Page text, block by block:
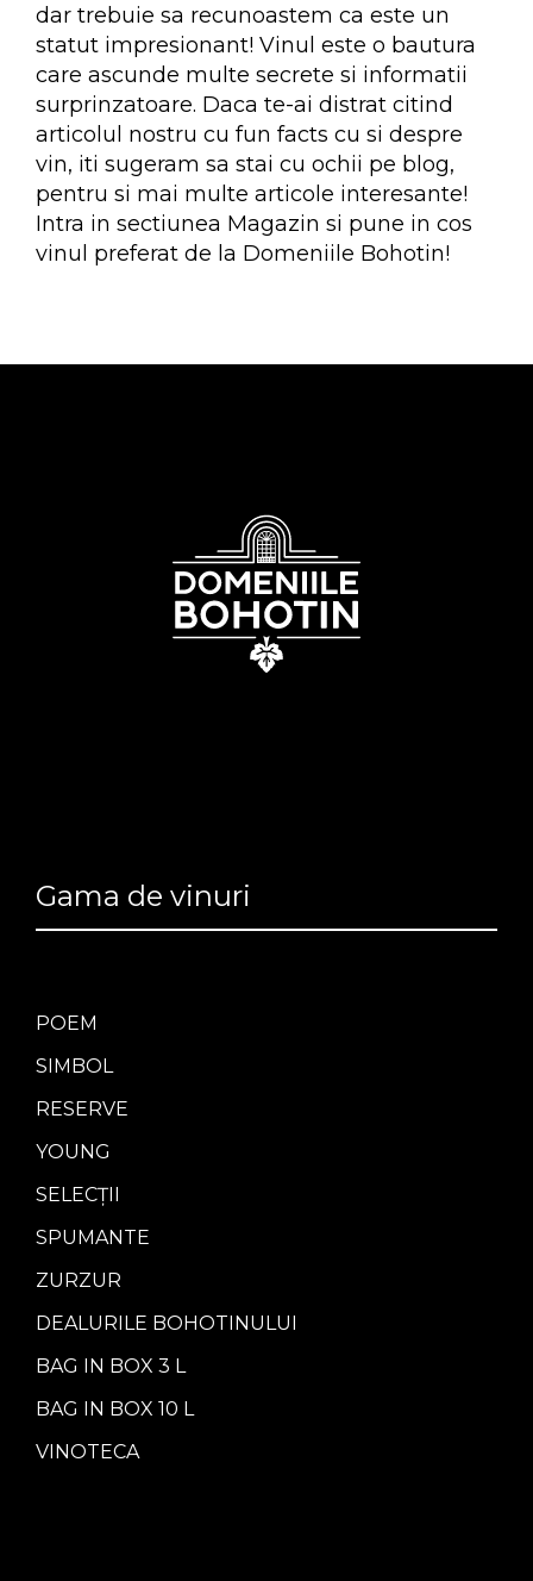
dar trebuie sa recunoastem ca este un
statut impresionant! Vinul este o bautura
care ascunde multe secrete si informatii
surprinzatoare. Daca te-ai distrat citind
articolul nostru cu fun facts cu si despre
vin, iti sugeram sa stai cu ochii pe blog,
pentru si mai multe articole interesante!
Intra in sectiunea Magazin si pune in cos
vinul preferat de la Domeniile Bohotin!
Gama de vinuri
POEM
SIMBOL
RESERVE
YOUNG
SELECȚII
SPUMANTE
ZURZUR
DEALURILE BOHOTINULUI
BAG IN BOX 3 L
BAG IN BOX 10 L
VINOTECA